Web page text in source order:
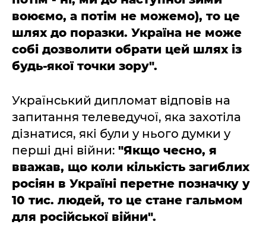
воюємо, а потім не можемо), то це
шлях до поразки. Україна не може
собі дозволити обрати цей шлях із
будь-якої точки зору".
Український дипломат відповів на
запитання телеведучої, яка захотіла
дізнатися, які були у нього думки у
перші дні війни: "Якщо чесно, я
вважав, що коли кількість загиблих
росіян в Україні перетне позначку у
10 тис. людей, то це стане гальмом
для російської війни".